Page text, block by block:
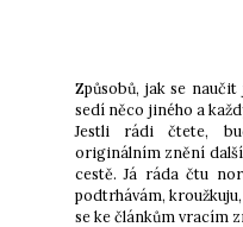
Způsobů, jak se
sedí něco jiného a
Jestli rádi čtete,
originálním znění
cestě. Já ráda čtu
podtrhávám,
se ke článkům vracím